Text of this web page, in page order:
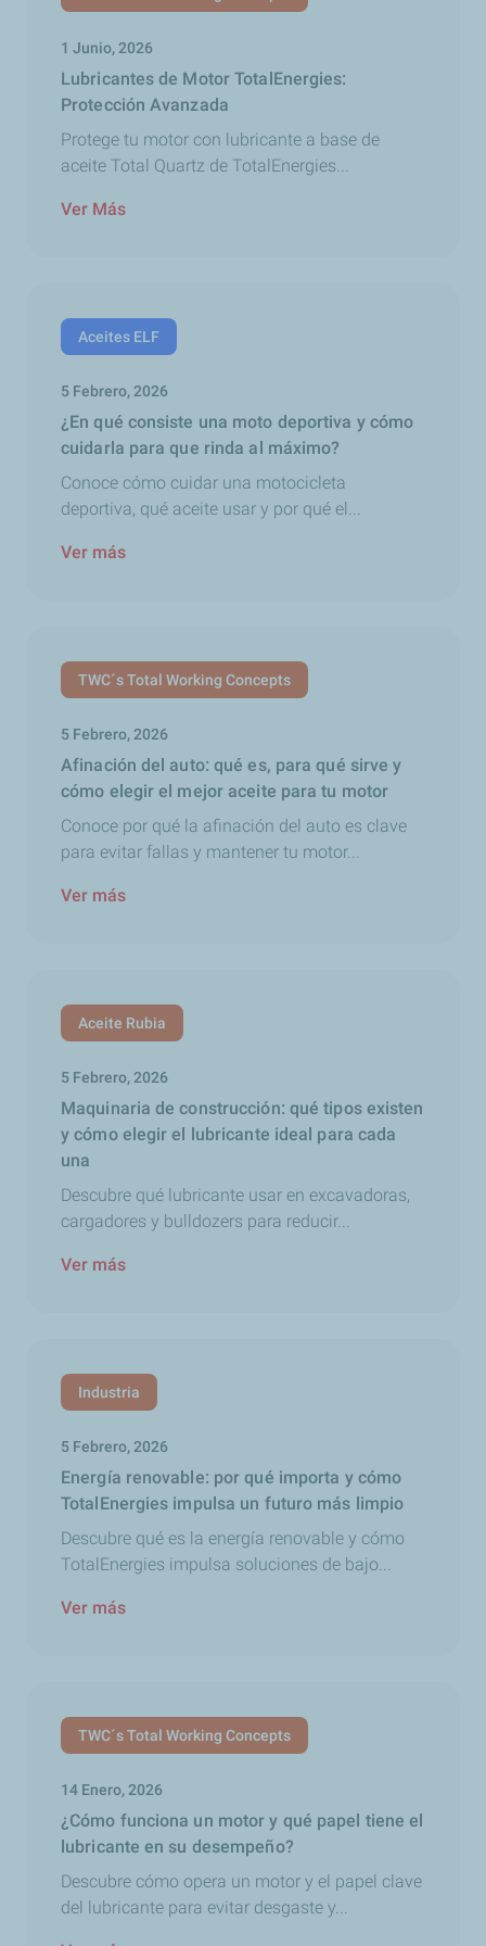
1 Junio, 2026
Lubricantes de Motor TotalEnergies:
Protección Avanzada
Protege tu motor con lubricante a base de
aceite Total Quartz de TotalEnergies...
Ver Más
Aceites ELF
5 Febrero, 2026
¿En qué consiste una moto deportiva y cómo
cuidarla para que rinda al máximo?
Conoce cómo cuidar una motocicleta
deportiva, qué aceite usar y por qué el...
Ver más
TWC´s Total Working Concepts
5 Febrero, 2026
Afinación del auto: qué es, para qué sirve y
cómo elegir el mejor aceite para tu motor
Conoce por qué la afinación del auto es clave
para evitar fallas y mantener tu motor...
Ver más
Aceite Rubia
5 Febrero, 2026
Maquinaria de construcción: qué tipos existen
y cómo elegir el lubricante ideal para cada
una
Descubre qué lubricante usar en excavadoras,
cargadores y bulldozers para reducir...
Ver más
Industria
5 Febrero, 2026
Energía renovable: por qué importa y cómo
TotalEnergies impulsa un futuro más limpio
Descubre qué es la energía renovable y cómo
TotalEnergies impulsa soluciones de bajo...
Ver más
TWC´s Total Working Concepts
14 Enero, 2026
¿Cómo funciona un motor y qué papel tiene el
lubricante en su desempeño?
Descubre cómo opera un motor y el papel clave
del lubricante para evitar desgaste y...